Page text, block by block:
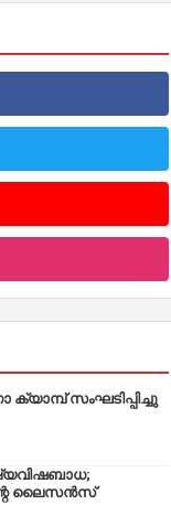
സംഘടിപ്പിച്ചു
ലൈസൻസ്